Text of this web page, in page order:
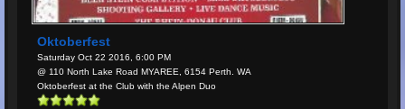
Oktoberfest
Saturday Oct 22 2016, 6:00 PM
@ 110 North Lake Road MYAREE, 6154 Perth. WA
Oktoberfest at the Club with the Alpen Duo